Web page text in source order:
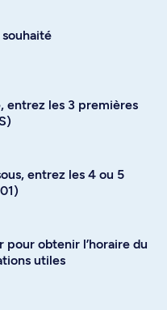
entrez les 3 premières
entrez les 4 ou 5
pour obtenir l’horaire du
utiles